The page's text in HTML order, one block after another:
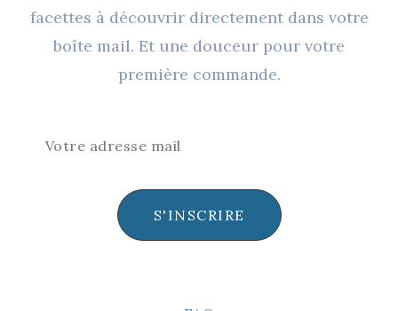
facettes à découvrir directement dans votre
boîte mail. Et une douceur pour votre
première commande.
S'INSCRIRE